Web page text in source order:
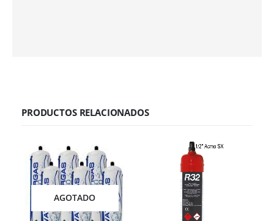
PRODUCTOS RELACIONADOS
AGOTADO